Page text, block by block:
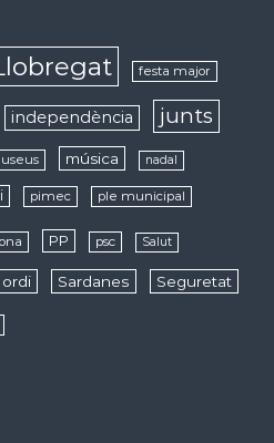
festa major
independència junts
música nadal
pimec ple municipal
PP psc Salut
Sardanes Seguretat